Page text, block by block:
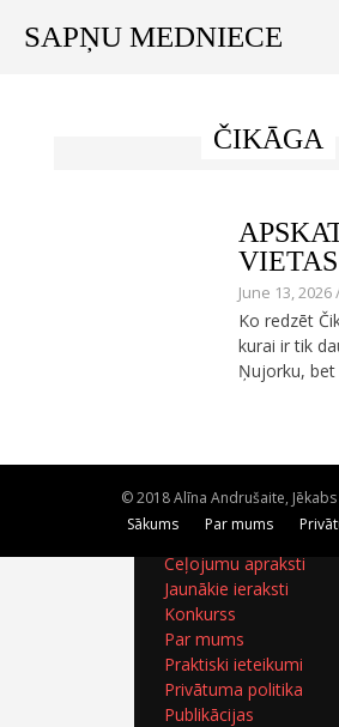
Meklēt:
Sākums
Praktiski ieteikumi
Publikācijas
Par mums
Veikals
Ceļojumu apraksti
Jaunākie ieraksti
Konkurss
Par mums
Praktiski ieteikumi
Privātuma politika
Publikācijas
SAPŅU MEDNIECE
ČIKĀGA
June 13,
Ko redzēt
kurai ir tik
Ņujorku,
© 2018 Alīna Andrušaite,
Sākums
Par mums